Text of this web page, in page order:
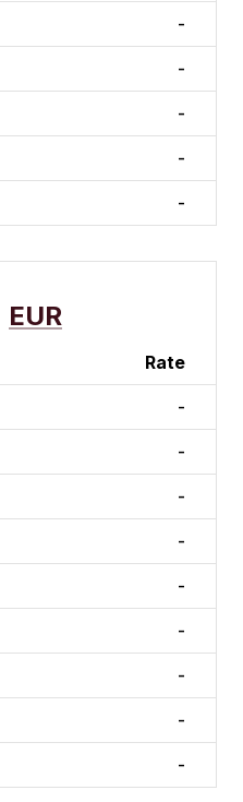
-
-
-
-
-
EUR
Rate
-
-
-
-
-
-
-
-
-